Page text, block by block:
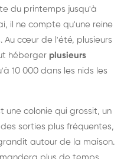
du printemps jusqu'à
il ne compte qu'une reine
Au cœur de l'été, plusieurs
héberger plusieurs
10 000 dans les nids les
colonie qui grossit, un
sorties plus fréquentes,
autour de la maison.